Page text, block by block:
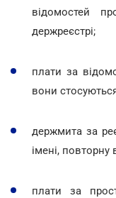
відомостей
держреєстрі;
плати за
вони
держмита за
імені,
плати за